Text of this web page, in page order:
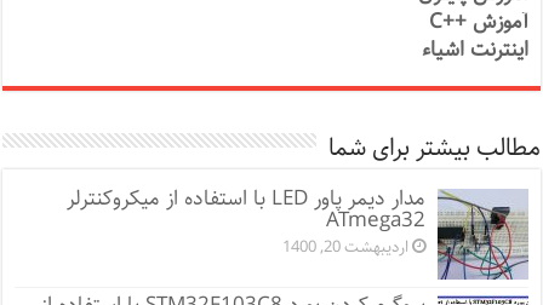
آموزش ++C
اینترنت اشیاء
مطالب بیشتر برای شما
مدار دیمر پاور LED با استفاده از میکروکنترلر
ATmega32
اردیبهشت 20, 1400